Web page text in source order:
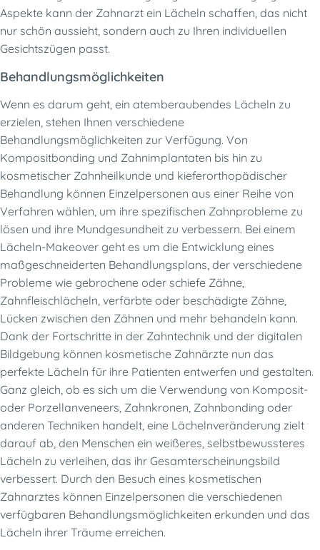
Aspekte kann der Zahnarzt ein Lächeln schaffen, das nicht
nur schön aussieht, sondern auch zu Ihren individuellen
Gesichtszügen passt.
Behandlungsmöglichkeiten
Wenn es darum geht, ein atemberaubendes Lächeln zu
erzielen, stehen Ihnen verschiedene
Behandlungsmöglichkeiten zur Verfügung. Von
Kompositbonding und Zahnimplantaten bis hin zu
kosmetischer Zahnheilkunde und kieferorthopädischer
Behandlung können Einzelpersonen aus einer Reihe von
Verfahren wählen, um ihre spezifischen Zahnprobleme zu
lösen und ihre Mundgesundheit zu verbessern. Bei einem
Lächeln-Makeover geht es um die Entwicklung eines
maßgeschneiderten Behandlungsplans, der verschiedene
Probleme wie gebrochene oder schiefe Zähne,
Zahnfleischlächeln, verfärbte oder beschädigte Zähne,
Lücken zwischen den Zähnen und mehr behandeln kann.
Dank der Fortschritte in der Zahntechnik und der digitalen
Bildgebung können kosmetische Zahnärzte nun das
perfekte Lächeln für ihre Patienten entwerfen und gestalten.
Ganz gleich, ob es sich um die Verwendung von Komposit-
oder Porzellanveneers, Zahnkronen, Zahnbonding oder
anderen Techniken handelt, eine Lächelnveränderung zielt
darauf ab, den Menschen ein weißeres, selbstbewussteres
Lächeln zu verleihen, das ihr Gesamterscheinungsbild
verbessert. Durch den Besuch eines kosmetischen
Zahnarztes können Einzelpersonen die verschiedenen
verfügbaren Behandlungsmöglichkeiten erkunden und das
Lächeln ihrer Träume erreichen.